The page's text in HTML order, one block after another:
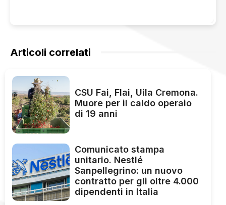
Articoli correlati
CSU Fai, Flai, Uila Cremona.
Muore per il caldo operaio
di 19 anni
Comunicato stampa
unitario. Nestlé
Sanpellegrino: un nuovo
contratto per gli oltre 4.000
dipendenti in Italia